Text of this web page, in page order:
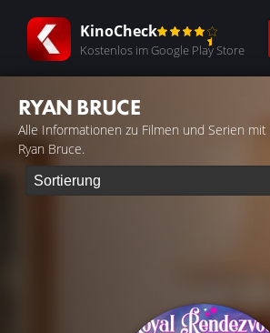
KinoCheck
Kostenlos im Google Play Store
RYAN BRUCE
Alle Informationen zu Filmen und Serien
Ryan Bruce.